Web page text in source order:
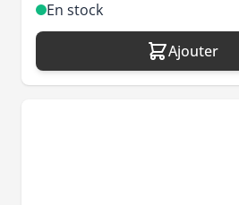
En stock
Ajouter